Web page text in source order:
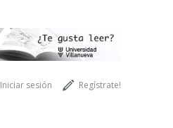
Regístrate!
Iniciar sesión